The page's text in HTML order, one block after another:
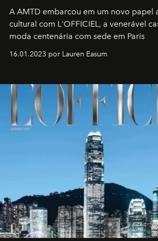
A AMTD embarcou em um novo papel
cultural com L'OFFICIEL, a venerável
moda centenária com sede em Paris
16.01.2023 por Lauren Easum